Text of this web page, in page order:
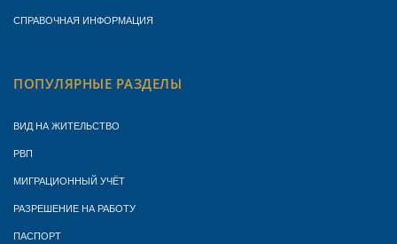
СПРАВОЧНАЯ ИНФОРМАЦИЯ
ПОПУЛЯРНЫЕ РАЗДЕЛЫ
ВИД НА ЖИТЕЛЬСТВО
РВП
МИГРАЦИОННЫЙ УЧЁТ
РАЗРЕШЕНИЕ НА РАБОТУ
ПАСПОРТ